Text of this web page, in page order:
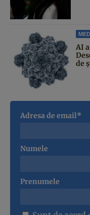
AI
de
Adresa de email*
Numele
Prenumele